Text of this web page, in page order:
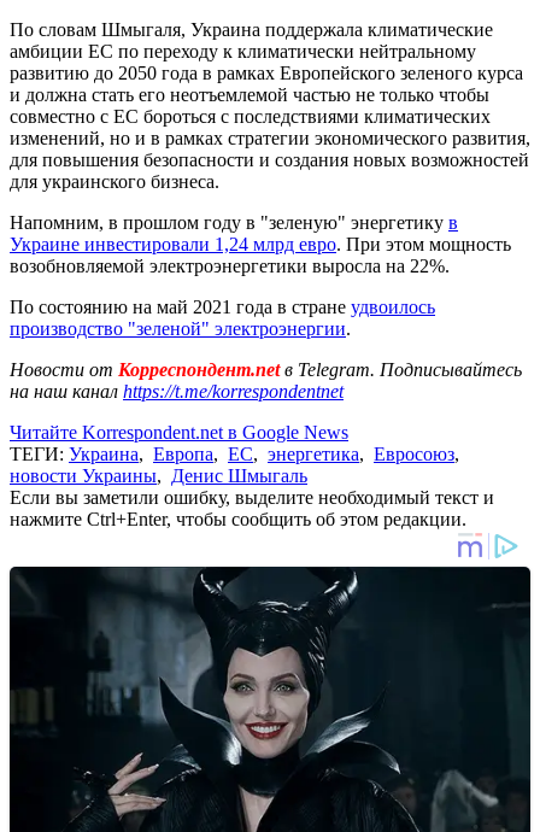
По словам Шмыгаля, Украина поддержала климатические
амбиции ЕС по переходу к климатически нейтральному
развитию до 2050 года в рамках Европейского зеленого курса
и должна стать его неотъемлемой частью не только чтобы
совместно с ЕС бороться с последствиями климатических
изменений, но и в рамках стратегии экономического развития,
для повышения безопасности и создания новых возможностей
для украинского бизнеса.
Напомним, в прошлом году в "зеленую" энергетику в
Украине инвестировали 1,24 млрд евро. При этом мощность
возобновляемой электроэнергетики выросла на 22%.
По состоянию на май 2021 года в стране удвоилось
производство "зеленой" электроэнергии.
Новости от Корреспондент.netв Telegram. Подписывайтесь
на наш канал https://t.me/korrespondentnet
Читайте Korrespondent.net в Google News
ТЕГИ: Украина, Европа, ЕС, энергетика, Евросоюз,
новости Украины, Денис Шмыгаль
Если вы заметили ошибку, выделите необходимый текст и
нажмите Ctrl+Enter, чтобы сообщить об этом редакции.